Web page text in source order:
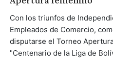
Con los triunfos de
Empleados de Comercio,
disputarse el Torneo
"Centenario de la Liga de